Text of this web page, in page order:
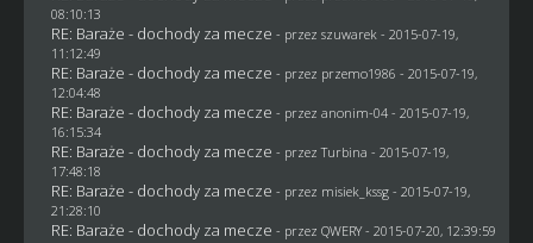
08:10:13
RE: Baraże - dochody za mecze - przez szuwarek - 2015-07-19,
11:12:49
RE: Baraże - dochody za mecze - przez przemo1986 - 2015-07-19,
12:04:48
RE: Baraże - dochody za mecze - przez anonim-04- 2015-07-19,
16:15:34
RE: Baraże - dochody za mecze - przez Turbina - 2015-07-19,
17:48:18
RE: Baraże - dochody za mecze - przez misiek_kssg- 2015-07-19,
21:28:10
RE: Baraże - dochody za mecze - przez QWERY- 2015-07-20, 12:39:59